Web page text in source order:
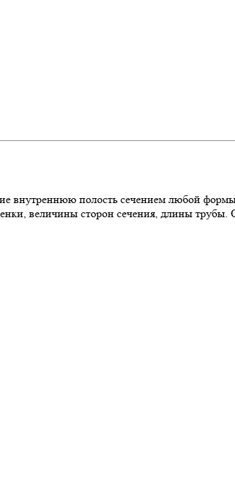
полость сечением любой
величины сторон сечения, длины